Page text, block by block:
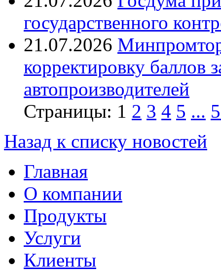
государственного
21.07.2026
корректировку
автопроизводителей
Страницы: 1 2 3 4 5 ...
Назад к списку новостей
Главная
О компании
Продукты
Услуги
Клиенты